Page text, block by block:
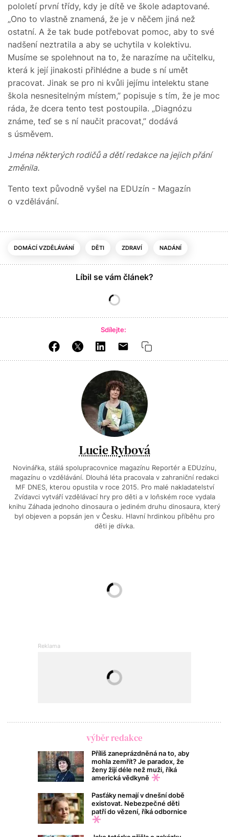
pololetí první třídy, kdy je dítě ve škole adaptované.
„Ono to vlastně znamená, že je v něčem jiná než
ostatní. A že tak bude potřebovat pomoc, aby to své
nadšení neztratila a aby se uchytila v kolektivu.
Musíme se spolehnout na to, že narazíme na učitelku,
která k její jinakosti přihlédne a bude s ní umět
pracovat. Jinak se pro ni kvůli jejímu intelektu stane
škola nesnesitelným místem,” popisuje s tím, že je moc
ráda, že dcera tento test postoupila. „Diagnózu
známe, teď se s ní naučit pracovat,” dodává
s úsměvem.
Jména některých rodičů a dětí redakce na jejich přání
změnila.
Tento text původně vyšel na EDUzín - Magazín
o vzdělávání.
DOMÁCÍ VZDĚLÁVÁNÍ DĚTI ZDRAVÍ NADÁNÍ
Líbil se vám článek?
Sdílejte:
Lucie Rybová
Novinářka, stálá spolupracovnice magazínu Reportér a EDUzínu,
magazínu o vzdělávání. Dlouhá léta pracovala v zahraniční redakci
MF DNES, kterou opustila v roce 2015. Pro malé nakladatelství
Zvídavci vytváří vzdělávací hry pro děti a v loňském roce vydala
knihu Záhada jednoho dinosaura o jediném druhu dinosaura, který
byl objeven a popsán jen v Česku. Hlavní hrdinkou příběhu pro
děti je dívka.
výběr redakce
Příliš zaneprázdněná na to, aby
mohla zemřít? Je paradox, že
ženy žijí déle než muži, říká
americká vědkyně
Pasťáky nemají v dnešní době
existovat. Nebezpečné děti
patří do vězení, říká odbornice